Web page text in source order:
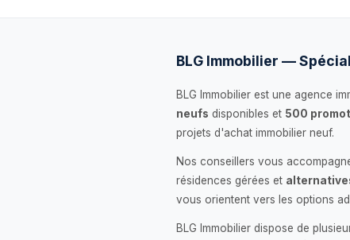
BLG Immobilier —
BLG Immobilier est une agence
neufs disponibles et 500
projets d'achat immobilier neuf.
Nos conseillers vous
résidences gérées et
vous orientent vers les options
BLG Immobilier dispose de